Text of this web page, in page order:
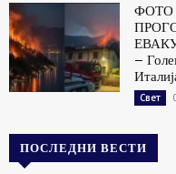
ФОТО
–
Свет
ПОСЛЕДНИ ВЕСТИ